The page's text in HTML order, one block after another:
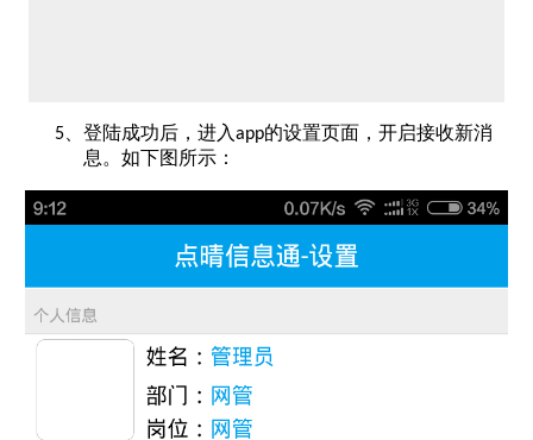
5、 登陆成功后，进入app的设置页面，开启接收新消
息。如下图所示：